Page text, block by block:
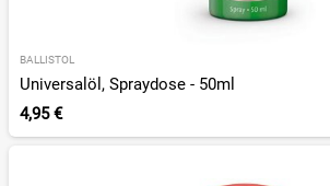
BALLISTOL
Universalöl, Spraydose - 50ml
4,95 €